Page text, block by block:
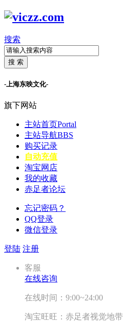
搜索
搜 索
-上海东映文化-
旗下网站
主站首页Portal
主站导航BBS
购买记录
自动充值
淘宝网店
我的收藏
赤足者论坛
忘记密码？
QQ登录
微信登录
登陆 注册
客服
在线咨询
在线时间：9:00~24:00
淘宝旺旺：赤足者视觉地带